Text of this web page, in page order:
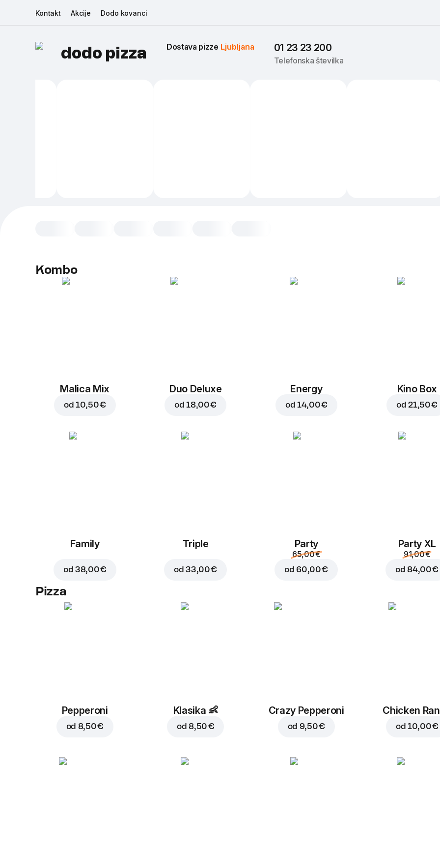
Kontakt Akcije Dodo kovanci
dodo pizza Dostava pizze Ljubljana 01 23 23 200
Telefonska številka
Dodaj v košaro za
Kombo
Malica Mix
od 10,50 €
Duo Deluxe
od18,00 €
Energy
od 14,00 €
Kino Box
od21,50 €
Family
od 38,00 €
Triple
od33,00 €
Party
65,00 €
od 60,00 €
Party XL
91,00 €
od 84,00 €
Pizza
Pepperoni
od 8,50 €
Klasika 👶
od 8,50 €
Crazy Pepperoni
od 9,50 €
Chicken
od 10,00 €